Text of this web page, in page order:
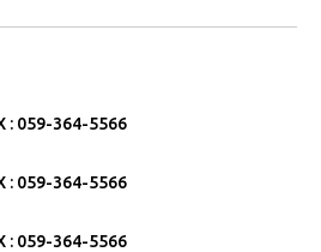
: 059-364-5566
: 059-364-5566
: 059-364-5566